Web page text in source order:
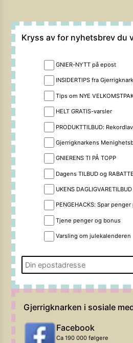
Kryss av for nyhetsbrev du
GNIER-NYTT på epost
INSIDERTIPS fra
Tips om NYE
HELT GRATIS-varsler
PRODUKTTILBUD:
Gjerrigknarkens
GNIERENS TI PÅ TOPP
Dagens TILBUD og
UKENS DAGLIGVARETILBUD
PENGEHACKS: Spar
Tjene penger og bonus
Varsling om julekalenderen
Gjerrigknarken i sosiale
Facebook
Ca 190 000 følgere